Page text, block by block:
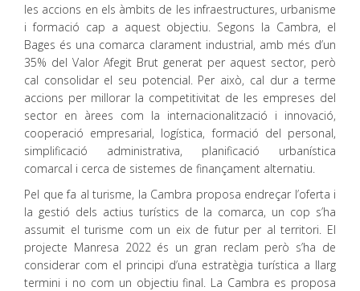
les accions en els àmbits de les infraestructures, urbanisme
i formació cap a aquest objectiu. Segons la Cambra, el
Bages és una comarca clarament industrial, amb més d’un
35% del Valor Afegit Brut generat per aquest sector, però
cal consolidar el seu potencial. Per això, cal dur a terme
accions per millorar la competitivitat de les empreses del
sector en àrees com la internacionalització i innovació,
cooperació empresarial, logística, formació del personal,
simplificació administrativa, planificació urbanística
comarcal i cerca de sistemes de finançament alternatiu.
Pel que fa al turisme, la Cambra proposa endreçar l’oferta i
la gestió dels actius turístics de la comarca, un cop s’ha
assumit el turisme com un eix de futur per al territori. El
projecte Manresa 2022 és un gran reclam però s’ha de
considerar com el principi d’una estratègia turística a llarg
termini i no com un objectiu final. La Cambra es proposa